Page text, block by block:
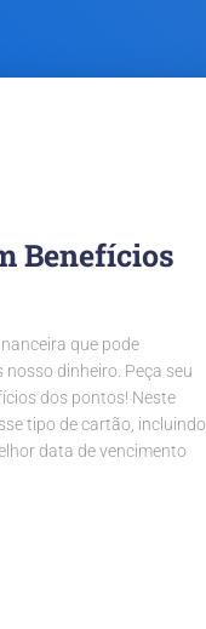
Benefícios
que pode
dinheiro. Peça seu
dos pontos! Neste
tipo de cartão, incluindo
data de vencimento